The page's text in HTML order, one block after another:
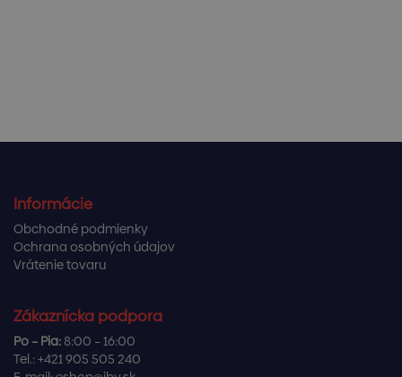
Informácie
Obchodné podmienky
Ochrana osobných údajov
Vrátenie tovaru
Zákaznícka podpora
Po – Pia:8:00 – 16:00
Tel.: +421 905 505 240